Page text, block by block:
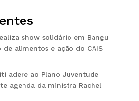
show solidário em Bangu
de alimentos e ação do CAIS
adere ao Plano Juventude
agenda da ministra Rachel